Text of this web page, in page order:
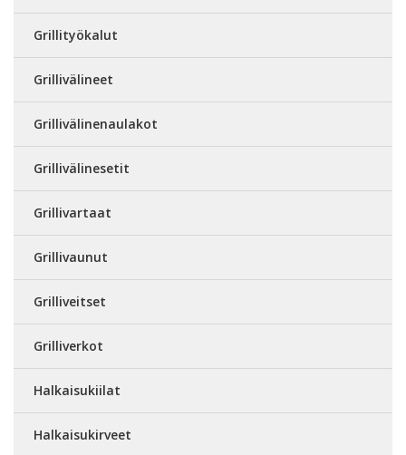
Grillityökalut
Grillivälineet
Grillivälinenaulakot
Grillivälinesetit
Grillivartaat
Grillivaunut
Grilliveitset
Grilliverkot
Halkaisukiilat
Halkaisukirveet